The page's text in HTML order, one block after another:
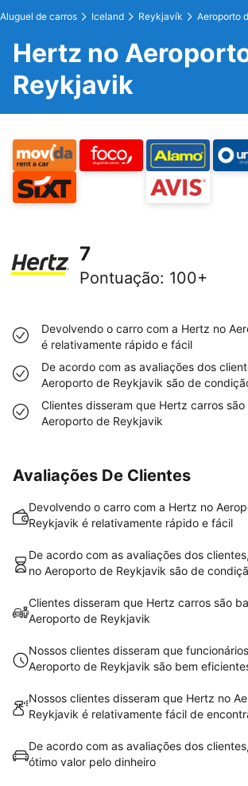
Aluguel de carros Iceland Reykjavík Aeroporto
Hertz no
Reykjavik
7
Pontuação: 100+
Devolvendo o carro com a Hertz no
é relativamente rápido e fácil
De acordo com as avaliações dos
Aeroporto de Reykjavik são de
Clientes disseram que Hertz carros
Aeroporto de Reykjavik
Avaliações De Clientes
Devolvendo o carro com a Hertz no
Reykjavik é relativamente rápido e fácil
De acordo com as avaliações dos
no Aeroporto de Reykjavik são de
Clientes disseram que Hertz carros são
Aeroporto de Reykjavik
Nossos clientes disseram que
Aeroporto de Reykjavik são bem
Nossos clientes disseram que Hertz no
Reykjavik é relativamente fácil de
De acordo com as avaliações dos
ótimo valor pelo dinheiro